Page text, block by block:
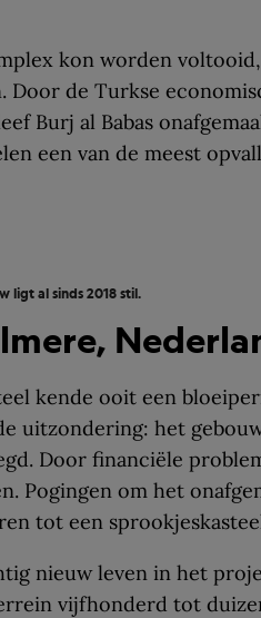
kon worden
Door de Turkse
Burj al Babas
een van de meest
ligt al sinds 2018 stil.
kende ooit een
uitzondering: het
Door financiële
Pogingen om het
tot een
nieuw leven in het
vijfhonderd tot